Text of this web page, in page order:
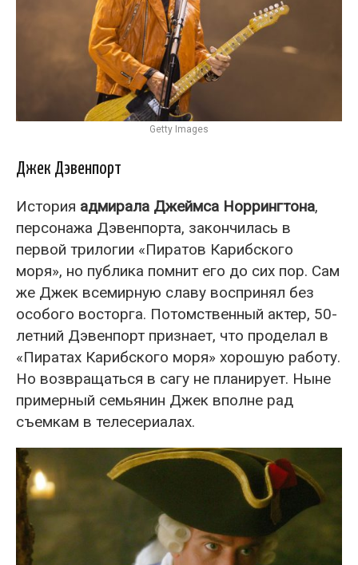
Getty Images
Джек Дэвенпорт
История адмирала Джеймса Норрингтона,
персонажа Дэвенпорта, закончилась в
первой трилогии «Пиратов Карибского
моря», но публика помнит его до сих пор. Сам
же Джек всемирную славу воспринял без
особого восторга. Потомственный актер, 50-
летний Дэвенпорт признает, что проделал в
«Пиратах Карибского моря» хорошую работу.
Но возвращаться в сагу не планирует. Ныне
примерный семьянин Джек вполне рад
съемкам в телесериалах.